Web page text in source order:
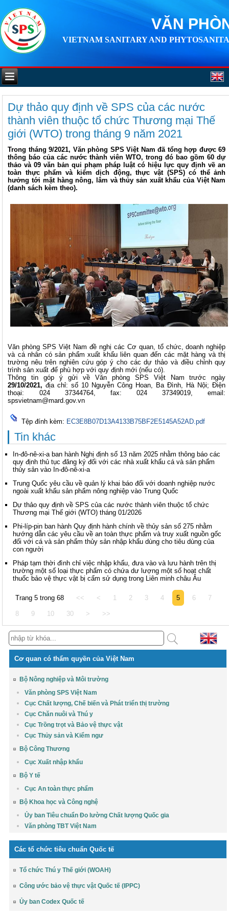
VĂN
VIETNAM SANITARY AND
Dự thảo quy định về SPS của các nước
thành viên thuộc tổ chức Thương mại Thế
giới (WTO) trong tháng 9 năm 2021
Trong tháng 9/2021, Văn phòng SPS Việt Nam đã tổng hợp được 69
thông báo của các nước thành viên WTO, trong đó bao gồm 60 dự
thảo và 09 văn bản qui phạm pháp luật có hiệu lực quy định về an
toàn thực phẩm và kiểm dịch động, thực vật (SPS) có thể ảnh
hưởng tới mặt hàng nông, lâm và thủy sản xuất khẩu của Việt Nam
(danh sách kèm theo).
Văn phòng SPS Việt Nam đề nghị các Cơ quan, tổ chức, doanh nghiệp
và cá nhân có sản phẩm xuất khẩu liên quan đến các mặt hàng và thị
trường nêu trên nghiên cứu góp ý cho các dự thảo và điều chỉnh quy
trình sản xuất để phù hợp với quy định mới (nếu có).
Thông tin góp ý gửi về Văn phòng SPS Việt Nam trước ngày
29/10/2021,địa chỉ: số 10 Nguyễn Công Hoan, Ba Đình, Hà Nội; Điện
thoại: 024 37344764, fax: 024 37349019, email:
spsvietnam@mard.gov.vn
Tệp đính kèm: EC3E8B07D13A4133B75BF2E5145A52AD.pdf
Tin khác
In-đô-nê-xi-a ban hành Nghị định số 13 năm 2025 nhằm thông báo các
quy định thủ tục đăng ký đối với các nhà xuất khẩu cá và sản phẩm
thủy sản vào In-đô-nê-xi-a
Trung Quốc yêu cầu về quản lý khai báo đối với doanh nghiệp nước
ngoài xuất khẩu sản phẩm nông nghiệp vào Trung Quốc
Dự thảo quy định về SPS của các nước thành viên thuộc tổ chức
Thương mại Thế giới (WTO) tháng 01/2026
Phi-líp-pin ban hành Quy định hành chính về thủy sản số 275 nhằm
hướng dẫn các yêu cầu về an toàn thực phẩm và truy xuất nguồn gốc
đối với cá và sản phẩm thủy sản nhập khẩu dùng cho tiêu dùng của
con người
Pháp tạm thời đình chỉ việc nhập khẩu, đưa vào và lưu hành trên thị
trường một số loại thực phẩm có chứa dư lượng một số hoạt chất
thuốc bảo vệ thực vật bị cấm sử dụng trong Liên minh châu Âu
Trang 5 trong 68 << < 1 2 3 4 5 6 7
8 9 10 30 > >>
Cơ quan có thẩm quyền của Việt Nam
Bộ Nông nghiệp và Môi trường
Văn phòng SPS Việt Nam
Cục Chất lượng, Chế biến và Phát triển thị trường
Cục Chăn nuôi và Thú y
Cục Trồng trọt và Bảo vệ thực vật
Cục Thủy sản và Kiểm ngư
Bộ Công Thương
Cục Xuất nhập khẩu
Bộ Y tế
Cục An toàn thực phẩm
Bộ Khoa học và Công nghệ
Ủy ban Tiêu chuẩn Đo lường Chất lượng Quốc gia
Văn phòng TBT Việt Nam
Các tổ chức tiêu chuẩn Quốc tế
Tổ chức Thú y Thế giới (WOAH)
Công ước bảo vệ thực vật Quốc tế (IPPC)
Ủy ban Codex Quốc tế